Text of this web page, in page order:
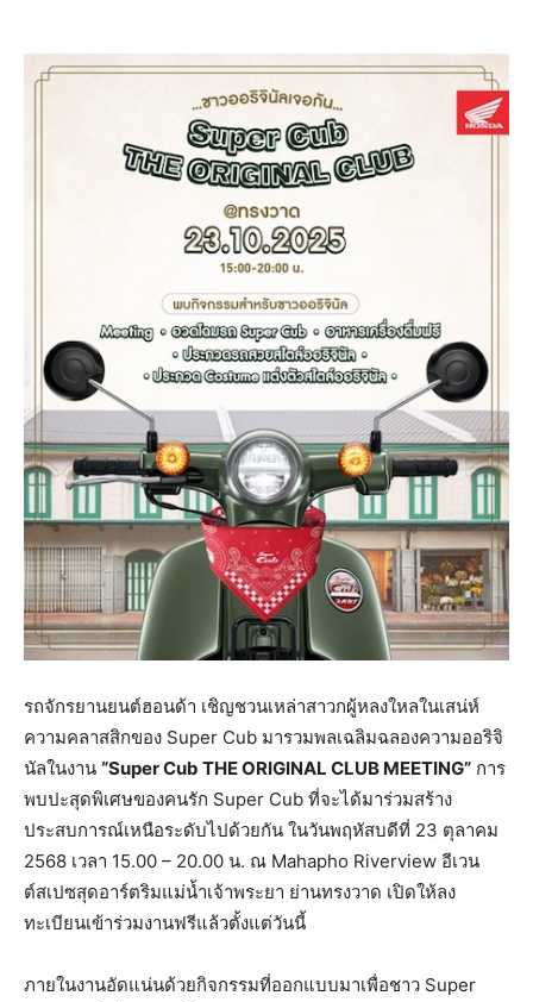
รถจักรยานยนต์ฮอนด้า เชิญชวนเหล่าสาวกผู้หลงใหลในเสน่ห์
ความคลาสสิกของ Super Cub มารวมพลเฉลิมฉลองความออริจิ
นัลในงาน “Super Cub THE ORIGINAL CLUB MEETING” การ
พบปะสุดพิเศษของคนรัก Super Cub ที่จะได้มาร่วมสร้าง
ประสบการณ์เหนือระดับไปด้วยกัน ในวันพฤหัสบดีที่ 23 ตุลาคม
2568 เวลา 15.00 – 20.00 น. ณ Mahapho Riverview อีเวน
ต์สเปซสุดอาร์ตริมแม่น้ำเจ้าพระยา ย่านทรงวาด เปิดให้ลง
ทะเบียนเข้าร่วมงานฟรีแล้วตั้งแต่วันนี้
ภายในงานอัดแน่นด้วยกิจกรรมที่ออกแบบมาเพื่อชาว Super